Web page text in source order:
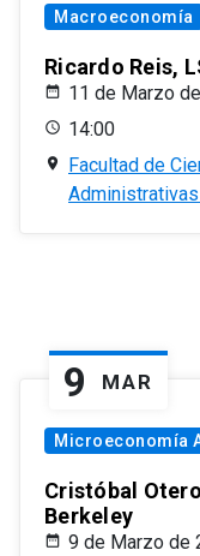
Macroeconomía
Ricardo Reis,
11 de Marzo
14:00
Facultad de
Administrativas
9 MAR
Microeconomía
Cristóbal
Berkeley
9 de Marzo de